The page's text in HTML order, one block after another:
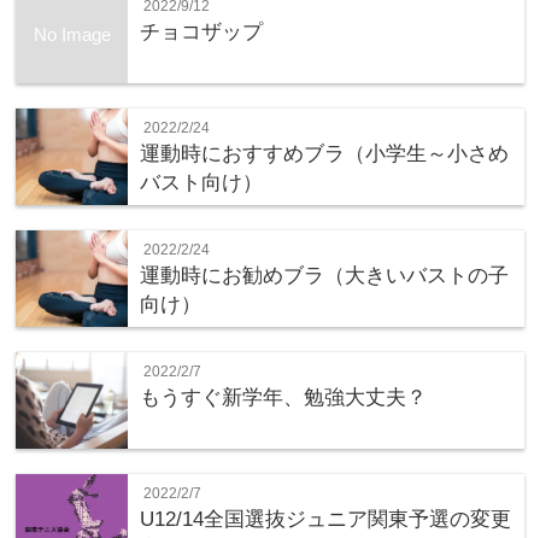
No Image
2022/9/12
チョコザップ
2022/2/24
運動時におすすめブラ（小学生～小さめ
バスト向け）
2022/2/24
運動時にお勧めブラ（大きいバストの子
向け）
2022/2/7
もうすぐ新学年、勉強大丈夫？
2022/2/7
U12/14全国選抜ジュニア関東予選の変更